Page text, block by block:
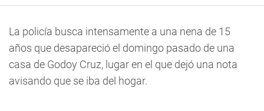
La policía busca intensamente a una nena de 15
años que desapareció el domingo pasado de una
casa de Godoy Cruz, lugar en el que dejó una nota
avisando que se iba del hogar.